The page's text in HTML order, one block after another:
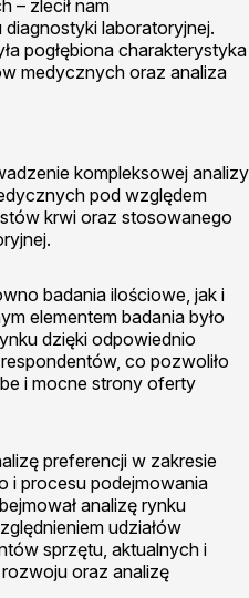
– zlecił nam
laboratoryjnej.
pogłębiona charakterystyka
medycznych oraz analiza
kompleksowej analizy
pod względem
krwi oraz stosowanego
badania ilościowe, jak i
elementem badania było
dzięki odpowiednio
co pozwoliło
i mocne strony oferty
preferencji w zakresie
i procesu podejmowania
analizę rynku
udziałów
sprzętu, aktualnych i
oraz analizę